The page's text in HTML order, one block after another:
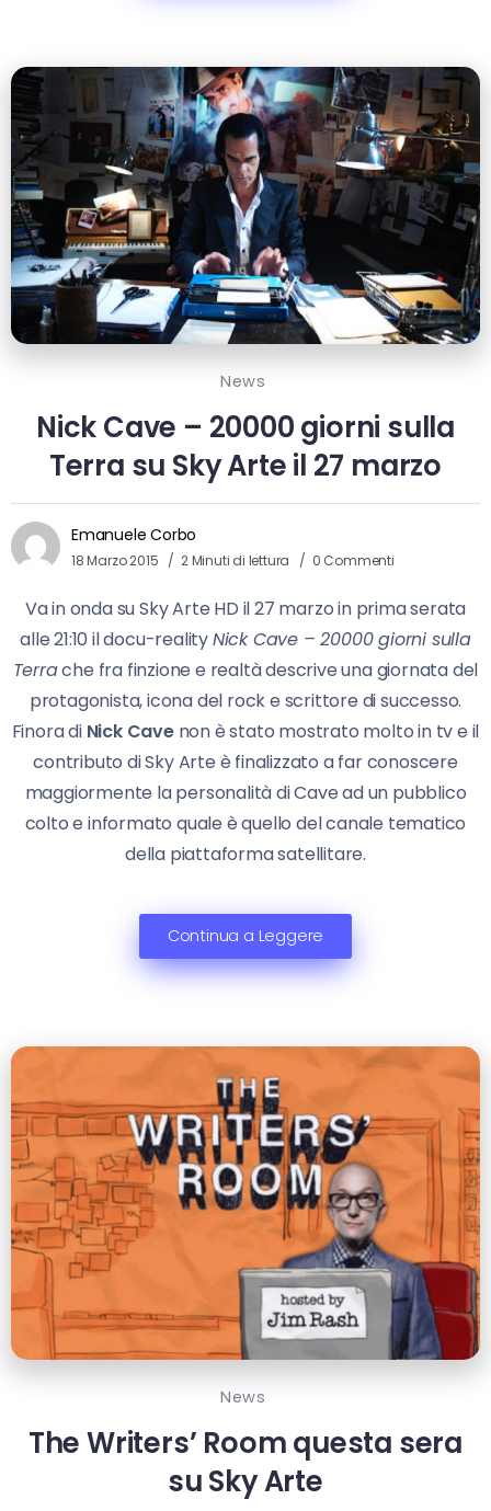
News
Nick Cave – 20000 giorni sulla
Terra su Sky Arte il 27 marzo
Emanuele Corbo
18 Marzo 2015 2 Minuti di lettura 0 Commenti
Va in onda su Sky Arte HD il 27 marzo in prima serata
alle 21:10 il docu-realityNick Cave – 20000 giorni sulla
Terrache fra finzione e realtà descrive una giornata del
protagonista, icona del rock e scrittore di successo.
Finora di Nick Cavenon è stato mostrato molto in tv e il
contributo di Sky Arte è finalizzato a far conoscere
maggiormente la personalità di Cave ad un pubblico
colto e informato quale è quello del canale tematico
della piattaforma satellitare.
Continua a Leggere
News
The Writers’ Room questa sera
su Sky Arte